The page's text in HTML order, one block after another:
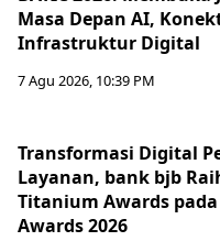
Masa Depan AI,
Infrastruktur Digital
7 Agu 2026, 10:39 PM
Transformasi Digital
Layanan, bank bjb
Titanium Awards pada
Awards 2026